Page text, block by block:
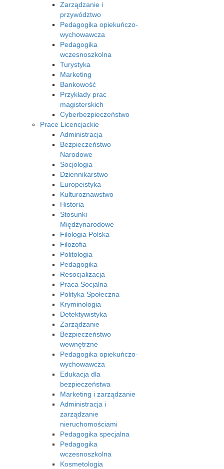
Zarządzanie i
przywództwo
Pedagogika opiekuńczo-
wychowawcza
Pedagogika
wczesnoszkolna
Turystyka
Marketing
Bankowość
Przykłady prac
magisterskich
Cyberbezpieczeństwo
Prace Licencjackie
Administracja
Bezpieczeństwo
Narodowe
Socjologia
Dziennikarstwo
Europeistyka
Kulturoznawstwo
Historia
Stosunki
Międzynarodowe
Filologia Polska
Filozofia
Politologia
Pedagogika
Resocjalizacja
Praca Socjalna
Polityka Społeczna
Kryminologia
Detektywistyka
Zarządzanie
Bezpieczeństwo
wewnętrzne
Pedagogika opiekuńczo-
wychowawcza
Edukacja dla
bezpieczeństwa
Marketing i zarządzanie
Administracja i
zarządzanie
nieruchomościami
Pedagogika specjalna
Pedagogika
wczesnoszkolna
Kosmetologia